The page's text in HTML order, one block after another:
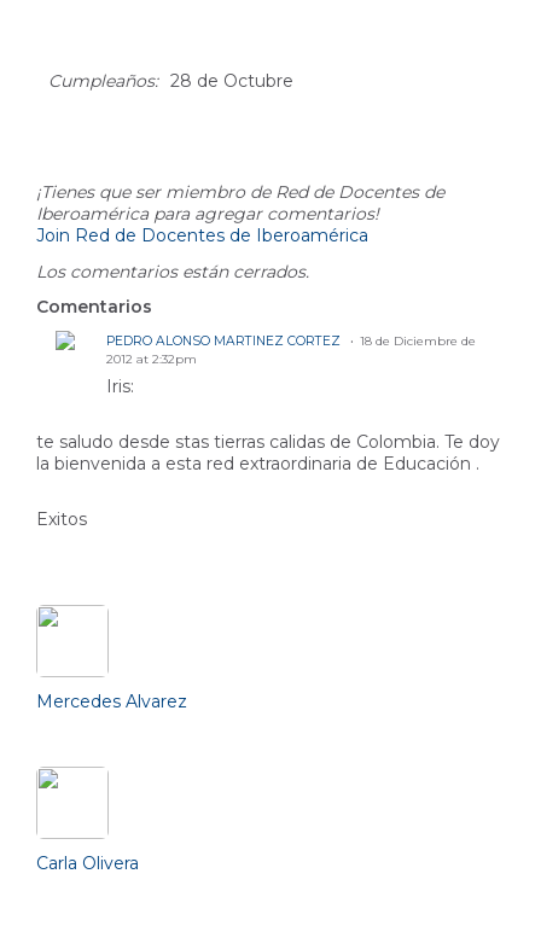
Cumpleaños: 28 de Octubre
¡Tienes que ser miembro de Red de Docentes de
Iberoamérica para agregar comentarios!
Join Red de Docentes de Iberoamérica
Los comentarios están cerrados.
Comentarios
PEDRO ALONSO MARTINEZ CORTEZ
18 de Diciembre de
2012 at 2:32pm
Iris:
te saludo desde stas tierras calidas de Colombia. Te doy
la bienvenida a esta red extraordinaria de Educación .
Exitos
Mercedes Alvarez
Carla Olivera